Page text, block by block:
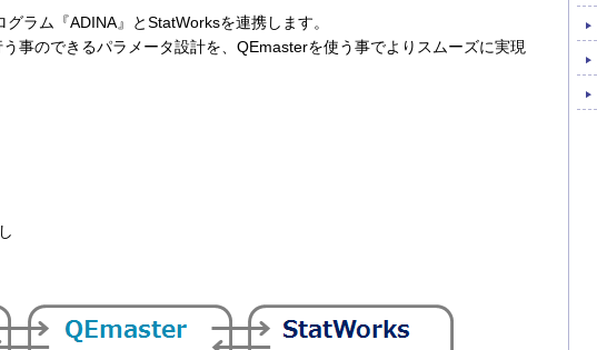
ラム『ADINA』とStatWorksを連携します。
事のできるパラメータ設計を、QEmasterを使う事でよりスムーズに実現